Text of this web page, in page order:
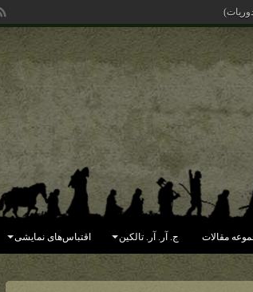
مقالات ج. آر. آر. تالکین اقتباس‌های نمایشی